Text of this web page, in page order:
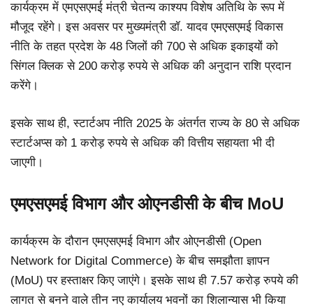
कार्यक्रम में एमएसएमई मंत्री चेतन्य काश्यप विशेष अतिथि के रूप में
मौजूद रहेंगे। इस अवसर पर मुख्यमंत्री डॉ. यादव एमएसएमई विकास
नीति के तहत प्रदेश के 48 जिलों की 700 से अधिक इकाइयों को
सिंगल क्लिक से 200 करोड़ रुपये से अधिक की अनुदान राशि प्रदान
करेंगे।
इसके साथ ही, स्टार्टअप नीति 2025 के अंतर्गत राज्य के 80 से अधिक
स्टार्टअप्स को 1 करोड़ रुपये से अधिक की वित्तीय सहायता भी दी
जाएगी।
एमएसएमई विभाग और ओएनडीसी के बीच MoU
कार्यक्रम के दौरान एमएसएमई विभाग और ओएनडीसी (Open
Network for Digital Commerce) के बीच समझौता ज्ञापन
(MoU) पर हस्ताक्षर किए जाएंगे। इसके साथ ही 7.57 करोड़ रुपये की
लागत से बनने वाले तीन नए कार्यालय भवनों का शिलान्यास भी किया